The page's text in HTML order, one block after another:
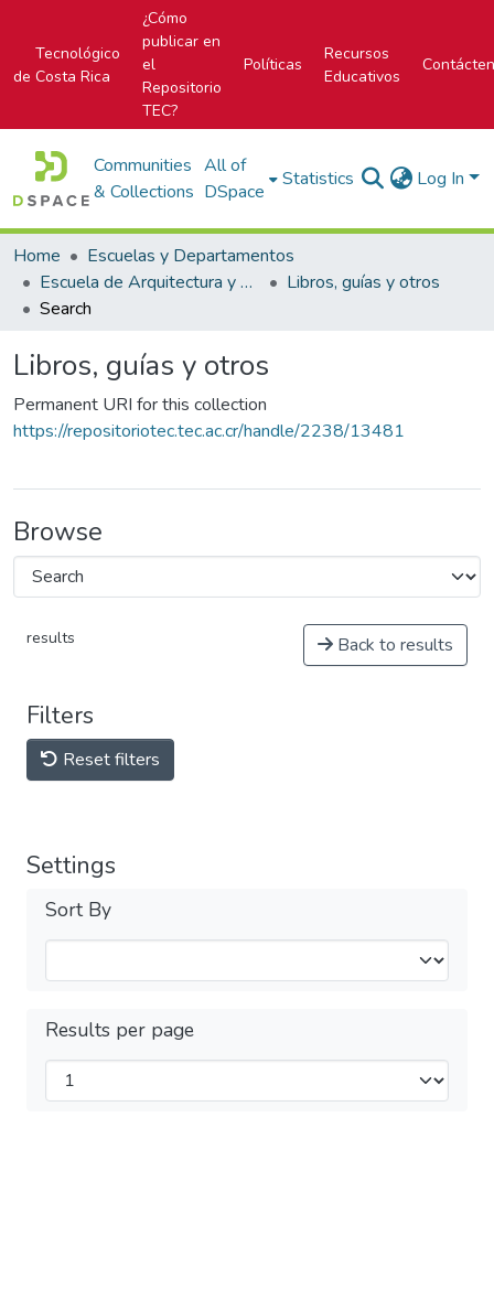
Tecnológico
de Costa Rica
¿Cómo
publicar en
el
Repositorio
TEC?
Políticas
Recursos
Educativos
Communities
& Collections
All of
DSpace
Statistics Log In
Home
Escuelas y Departamentos
Escuela de Arquitectura y Urbanismo
Libros, guías y otros
Search
Libros, guías y otros
Permanent URI for this collection
https://repositoriotec.tec.ac.cr/handle/2238/13481
Browse
results Back to results
Filters
Reset filters
Settings
Sort By
Results per page